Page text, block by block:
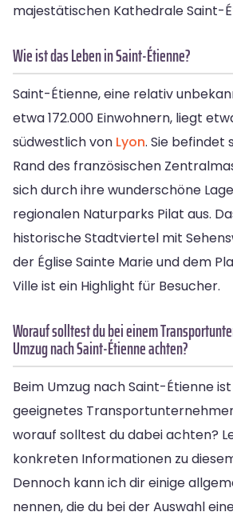
majestätischen Kathedrale Saint-
Wie ist das Leben in Saint-Étienne?
Saint-Étienne, eine relativ
etwa 172.000 Einwohnern, liegt
südwestlich von Lyon. Sie befindet
Rand des französischen
sich durch ihre wunderschöne
regionalen Naturparks Pilat aus.
historische Stadtviertel mit
der Église Sainte Marie und dem
Ville ist ein Highlight für Besucher.
Worauf solltest du bei einem
Umzug nach Saint-Étienne achten?
Beim Umzug nach Saint-Étienne
geeignetes
worauf solltest du dabei achten?
konkreten Informationen zu
Dennoch kann ich dir einige
nennen, die du bei der Auswahl